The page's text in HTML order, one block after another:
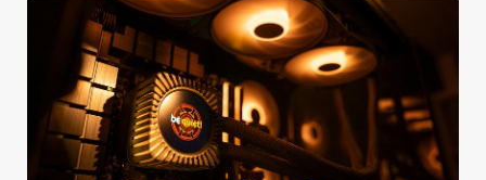
VAIHDA TEEMA
HAKU